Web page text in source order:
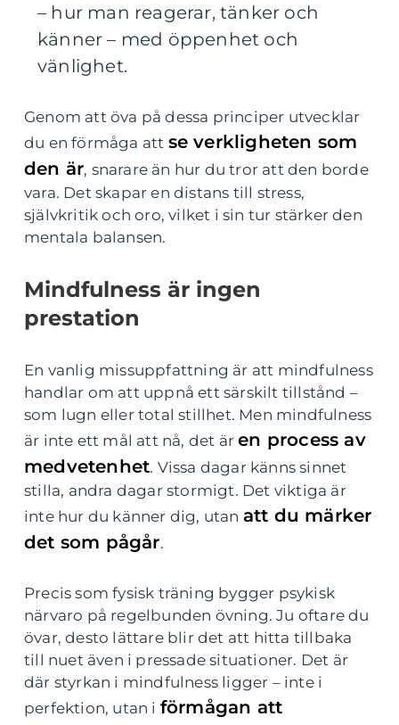
– hur man reagerar, tänker och
känner – med öppenhet och
vänlighet.
Genom att öva på dessa principer utvecklar
du en förmåga att se verkligheten som
den är, snarare än hur du tror att den borde
vara. Det skapar en distans till stress,
självkritik och oro, vilket i sin tur stärker den
mentala balansen.
Mindfulness är ingen
prestation
En vanlig missuppfattning är att mindfulness
handlar om att uppnå ett särskilt tillstånd –
som lugn eller total stillhet. Men mindfulness
är inte ett mål att nå, det ären process av
medvetenhet. Vissa dagar känns sinnet
stilla, andra dagar stormigt. Det viktiga är
inte hur du känner dig, utan att du märker
det som pågår.
Precis som fysisk träning bygger psykisk
närvaro på regelbunden övning. Ju oftare du
övar, desto lättare blir det att hitta tillbaka
till nuet även i pressade situationer. Det är
där styrkan i mindfulness ligger – inte i
perfektion, utan i förmågan att